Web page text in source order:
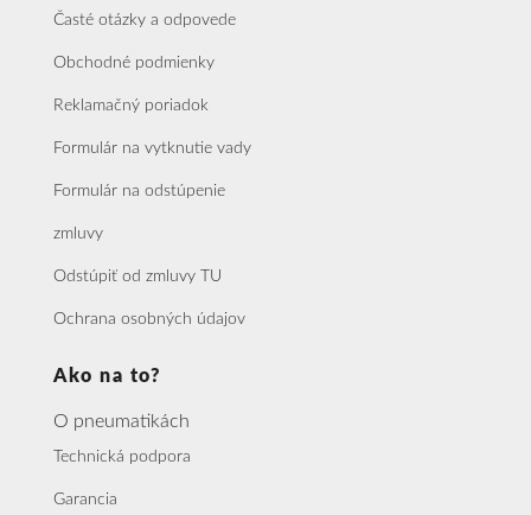
Časté otázky a odpovede
Obchodné podmienky
Reklamačný poriadok
Formulár na vytknutie vady
Formulár na odstúpenie
zmluvy
Odstúpiť od zmluvy TU
Ochrana osobných údajov
Ako na to?
O pneumatikách
Technická podpora
Garancia